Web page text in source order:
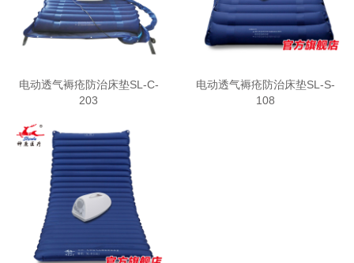
电动透气褥疮防治床垫SL-C-
203
电动透气褥疮防治床垫SL-S-
108